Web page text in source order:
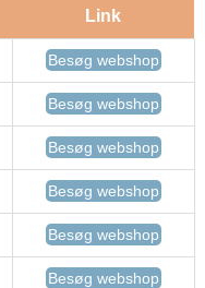
Link
Besøg webshop
Besøg webshop
Besøg webshop
Besøg webshop
Besøg webshop
Besøg webshop